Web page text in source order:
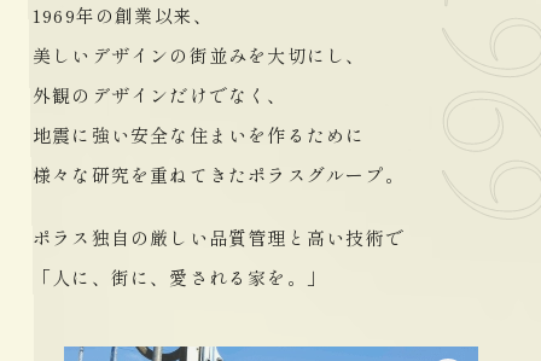
1969年の創業以来、
美しいデザインの街並みを大切にし、
外観のデザインだけでなく、
地震に強い安全な住まいを作るために
様々な研究を重ねてきたポラスグループ。
ポラス独自の厳しい品質管理と高い技術で
「人に、街に、愛される家を。」